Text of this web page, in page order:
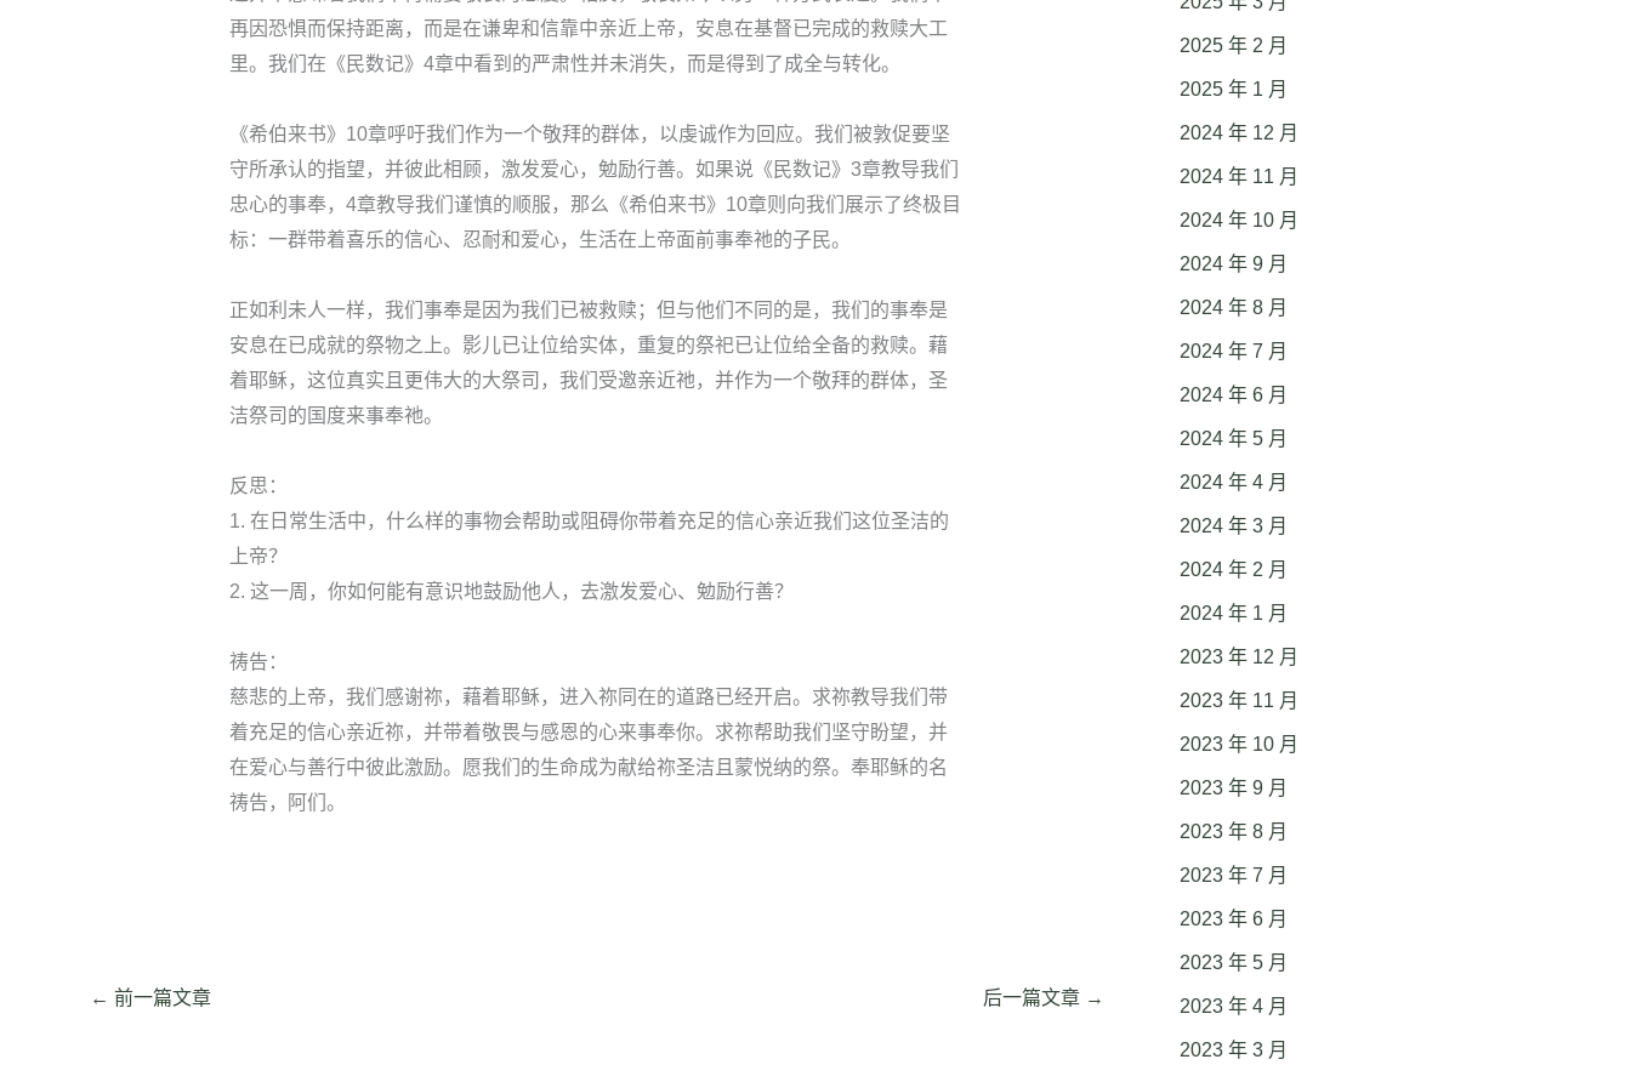
再因恐惧而保持距离，而是在谦卑和信靠中亲近上帝，安息在基督已完成的救赎大工
里。我们在《民数记》4章中看到的严肃性并未消失，而是得到了成全与转化。
《希伯来书》10章呼吁我们作为一个敬拜的群体，以虔诚作为回应。我们被敦促要坚
守所承认的指望，并彼此相顾，激发爱心，勉励行善。如果说《民数记》3章教导我们
忠心的事奉，4章教导我们谨慎的顺服，那么《希伯来书》10章则向我们展示了终极目
标：一群带着喜乐的信心、忍耐和爱心，生活在上帝面前事奉祂的子民。
正如利未人一样，我们事奉是因为我们已被救赎；但与他们不同的是，我们的事奉是
安息在已成就的祭物之上。影儿已让位给实体，重复的祭祀已让位给全备的救赎。藉
着耶稣，这位真实且更伟大的大祭司，我们受邀亲近祂，并作为一个敬拜的群体，圣
洁祭司的国度来事奉祂。
反思：
1. 在日常生活中，什么样的事物会帮助或阻碍你带着充足的信心亲近我们这位圣洁的
上帝？
2. 这一周，你如何能有意识地鼓励他人，去激发爱心、勉励行善？
祷告：
慈悲的上帝，我们感谢祢，藉着耶稣，进入祢同在的道路已经开启。求祢教导我们带
着充足的信心亲近祢，并带着敬畏与感恩的心来事奉你。求祢帮助我们坚守盼望，并
在爱心与善行中彼此激励。愿我们的生命成为献给祢圣洁且蒙悦纳的祭。奉耶稣的名
祷告，阿们。
← 前一篇文章 后一篇文章 →
2025 年 2 月
2025 年 1 月
2024 年 12 月
2024 年 11 月
2024 年 10 月
2024 年 9 月
2024 年 8 月
2024 年 7 月
2024 年 6 月
2024 年 5 月
2024 年 4 月
2024 年 3 月
2024 年 2 月
2024 年 1 月
2023 年 12 月
2023 年 11 月
2023 年 10 月
2023 年 9 月
2023 年 8 月
2023 年 7 月
2023 年 6 月
2023 年 5 月
2023 年 4 月
2023 年 3 月